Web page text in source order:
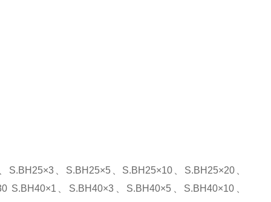
、S.BH25×5、S.BH25×10、S.BH25×20、
S.BH40×1、S.BH40×3、S.BH40×5、S.BH40×10、